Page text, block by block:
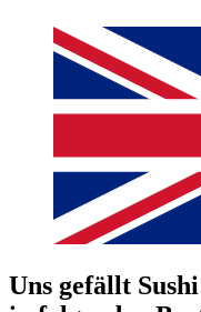
Uns gefällt